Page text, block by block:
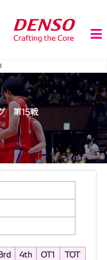
第15戦
4th OT1
TOT